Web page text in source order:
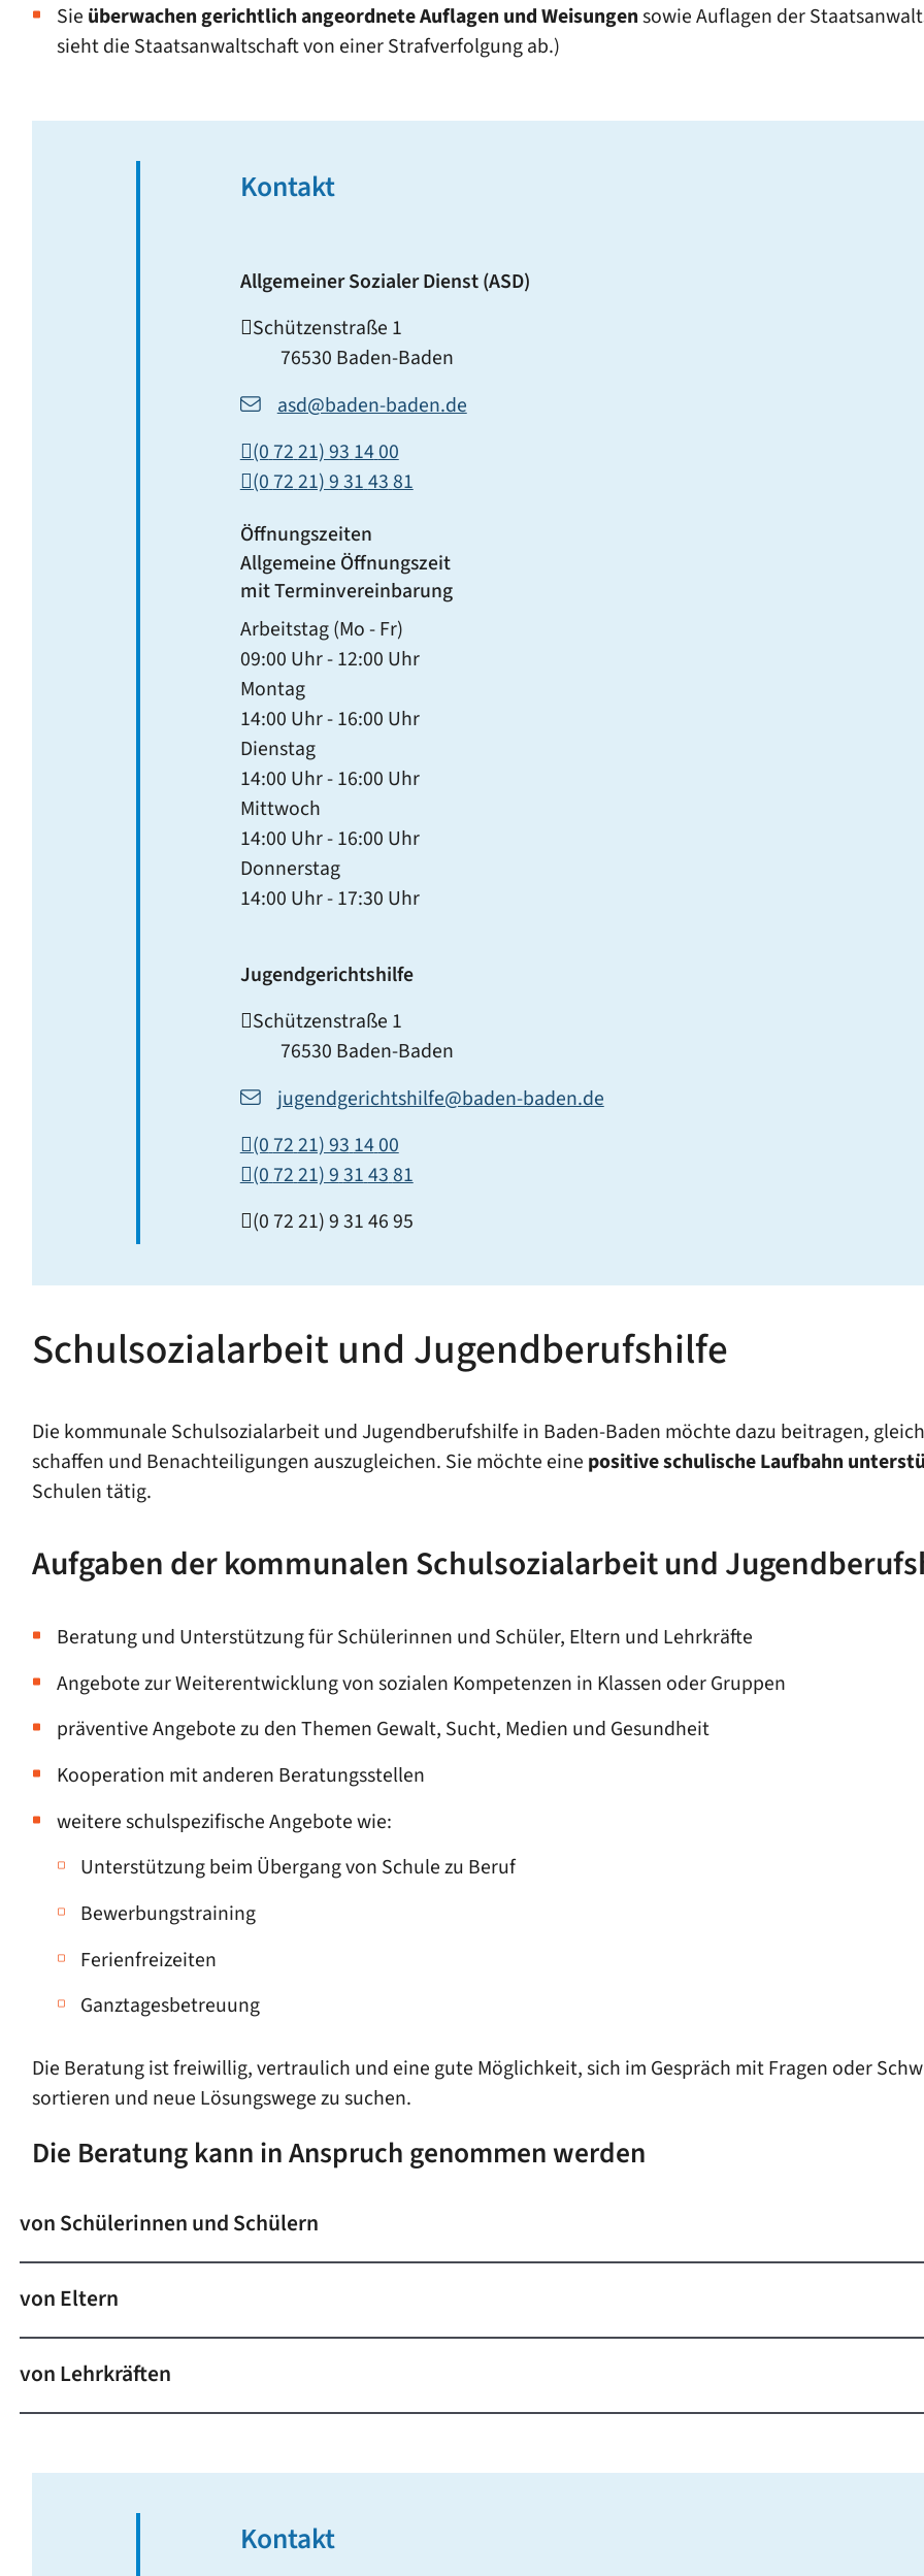
Sie überwachen gerichtlich angeordnete Auflagen und Weisungensowie Auflagen der
sieht die Staatsanwaltschaft von einer Strafverfolgung ab.)
Kontakt
Allgemeiner Sozialer Dienst (ASD)
Schützenstraße 1
76530 Baden-Baden
asd@baden-baden.de
(07221) 931400
(07221) 9314381
Öffnungszeiten
Allgemeine Öffnungszeit
mit Terminvereinbarung
Arbeitstag (Mo - Fr)
09:00 Uhr-12:00 Uhr
Montag
14:00 Uhr-16:00 Uhr
Dienstag
14:00 Uhr-16:00 Uhr
Mittwoch
14:00 Uhr-16:00 Uhr
Donnerstag
14:00 Uhr-17:30 Uhr
Jugendgerichtshilfe
Schützenstraße 1
76530 Baden-Baden
jugendgerichtshilfe@baden-baden.de
(07221) 931400
(07221) 9314381
(0 7221) 9314695
Schulsozialarbeit und Jugendberufshilfe
Die kommunale Schulsozialarbeit und Jugendberufshilfe in Baden-Baden möchte dazu beitragen,
schaffen und Benachteiligungen auszugleichen. Sie möchte eine positive schulische Laufbahn
Schulen tätig.
Aufgaben der kommunalen Schulsozialarbeit und
Beratung und Unterstützung für Schülerinnen und Schüler, Eltern und Lehrkräfte
Angebote zur Weiterentwicklung von sozialen Kompetenzen in Klassen oder Gruppen
präventive Angebote zu den Themen Gewalt, Sucht, Medien und Gesundheit
Kooperation mit anderen Beratungsstellen
weitere schulspezifische Angebote wie:
Unterstützung beim Übergang von Schule zu Beruf
Bewerbungstraining
Ferienfreizeiten
Ganztagesbetreuung
Die Beratung ist freiwillig, vertraulich und eine gute Möglichkeit, sich im Gespräch mit Fragen oder
sortieren und neue Lösungswege zu suchen.
Die Beratung kann in Anspruch genommen werden
von Schülerinnen und Schülern
von Eltern
von Lehrkräften
Kontakt